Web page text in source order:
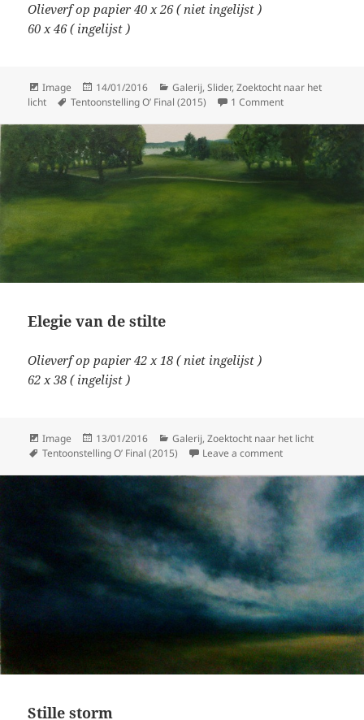
Olieverf op papier 40 x 26 ( niet ingelijst )
60 x 46 ( ingelijst )
Format
Image
Posted
on
14/01/2016 Categories
Galerij,Slider,Zoektocht naar het
licht
Tags
Tentoonstelling O’ Final (2015) 1 Commenton Voelbare stilte
Elegie van de stilte
Olieverf op papier 42 x 18 ( niet ingelijst )
62 x 38 ( ingelijst )
Format
Image
Posted
on
13/01/2016 Categories
Galerij,Zoektocht naar het licht
Tags
Tentoonstelling O’ Final (2015) Leave a commenton Elegie van de
Stille storm